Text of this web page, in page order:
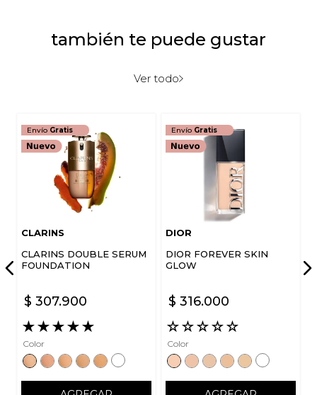
Tu nombre
Escribe un comentario
ENVIAR COMENTARIO
también te puede gustar
Ver todo
Envío Gratis
CLARINS
CLARINS DOUBLE SERUM
FOUNDATION
$ 307.900
★★★★★
Color
Envío Gratis
DIOR
DIOR FOREVER SKIN
GLOW
$ 316.000
☆☆☆☆☆
Color